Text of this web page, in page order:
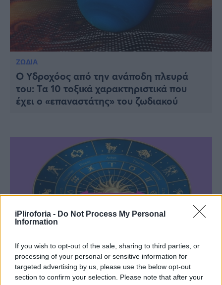
iPliroforia - Do Not Process My Personal
Information
If you wish to opt-out of the sale, sharing to third parties, or
processing of your personal or sensitive information for
targeted advertising by us, please use the below opt-out
section to confirm your selection. Please note that after your
ΖΩΔΙΑ
Ο Υδροχόος από την ανάποδη πλευρά
του: Τα 10 τοξικά χαρακτηριστικά που
έχει ο «επαναστάτης» του ζωδιακού
ΖΩΔΙΑ
Τα ζώδια του αέρα όταν εκνευρίζονται: